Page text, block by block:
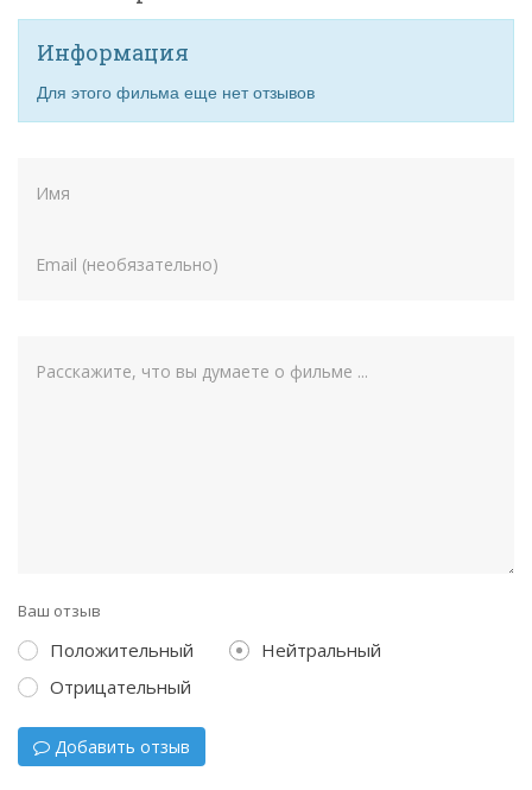
Информация
Для этого фильма еще нет отзывов
Ваш отзыв
Положительный
Нейтральный
Отрицательный
Добавить отзыв